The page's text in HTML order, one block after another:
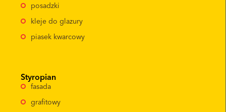
posadzki
kleje do glazury
piasek kwarcowy
Styropian
fasada
grafitowy